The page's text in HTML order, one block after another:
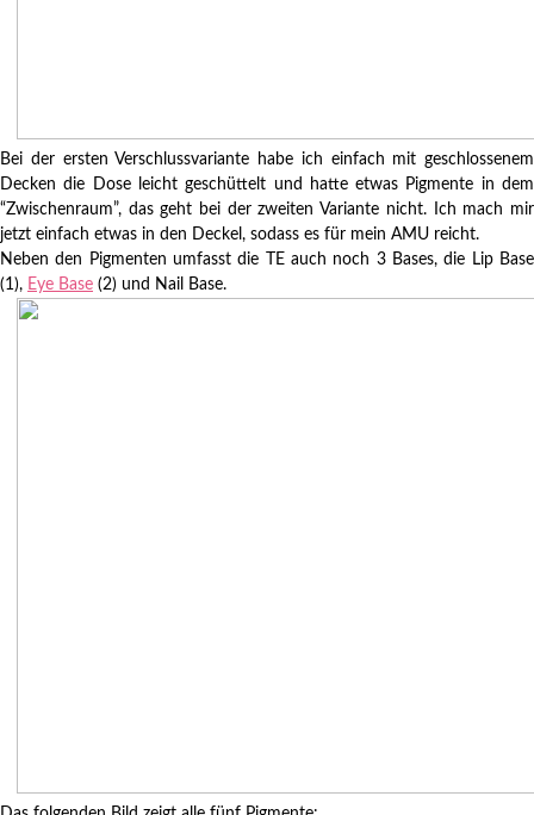
Bei der ersten Verschlussvariante habe ich einfach mit geschlossenem
Decken die Dose leicht geschüttelt und hatte etwas Pigmente in dem
“Zwischenraum”, das geht bei der zweiten Variante nicht. Ich mach mir
jetzt einfach etwas in den Deckel, sodass es für mein AMU reicht.
Neben den Pigmenten umfasst die TE auch noch 3 Bases, die Lip Base
(1), Eye Base (2) und Nail Base.